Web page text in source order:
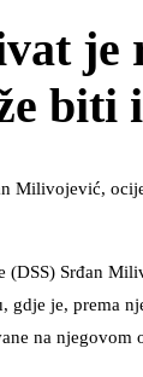
je
biti
Milivojević,
(DSS) Srđan
gdje je, prema
na njegovom